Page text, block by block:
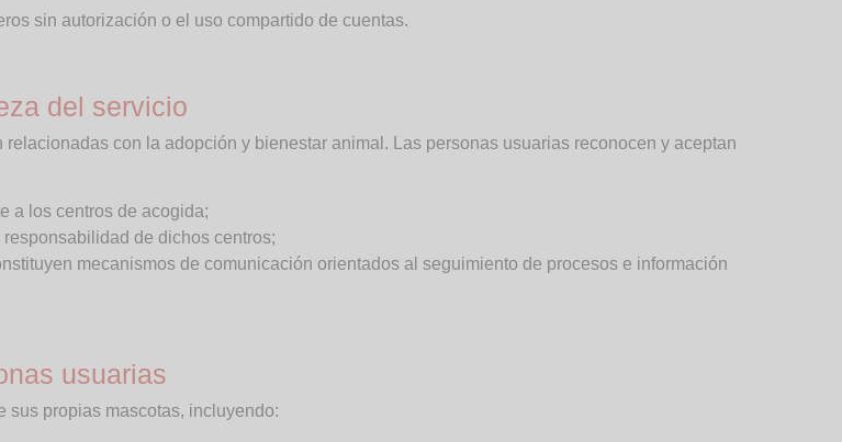
sin autorización o el uso compartido de cuentas.
del servicio
con la adopción y bienestar animal. Las personas usuarias reconocen y aceptan
a los centros de acogida;
de dichos centros;
mecanismos de comunicación orientados al seguimiento de procesos e información
usuarias
sus propias mascotas, incluyendo: